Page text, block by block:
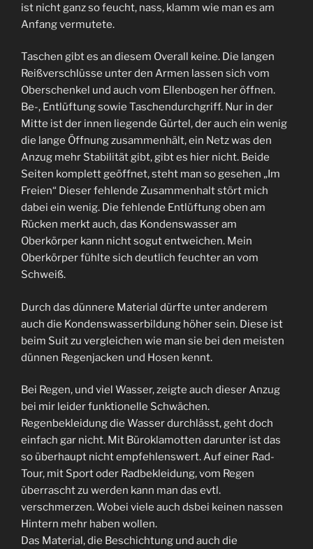
ist nicht ganz so feucht, nass, klamm wie man es am
Anfang vermutete.
Taschen gibt es an diesem Overall keine. Die langen
Reißverschlüsse unter den Armen lassen sich vom
Oberschenkel und auch vom Ellenbogen her öffnen.
Be-, Entlüftung sowie Taschendurchgriff. Nur in der
Mitte ist der innen liegende Gürtel, der auch ein wenig
die lange Öffnung zusammenhält, ein Netz was den
Anzug mehr Stabilität gibt, gibt es hier nicht. Beide
Seiten komplett geöffnet, steht man so gesehen „Im
Freien“ Dieser fehlende Zusammenhalt stört mich
dabei ein wenig. Die fehlende Entlüftung oben am
Rücken merkt auch, das Kondenswasser am
Oberkörper kann nicht sogut entweichen. Mein
Oberkörper fühlte sich deutlich feuchter an vom
Schweiß.
Durch das dünnere Material dürfte unter anderem
auch die Kondenswasserbildung höher sein. Diese ist
beim Suit zu vergleichen wie man sie bei den meisten
dünnen Regenjacken und Hosen kennt.
Bei Regen, und viel Wasser, zeigte auch dieser Anzug
bei mir leider funktionelle Schwächen.
Regenbekleidung die Wasser durchlässt, geht doch
einfach gar nicht. Mit Büroklamotten darunter ist das
so überhaupt nicht empfehlenswert. Auf einer Rad-
Tour, mit Sport oder Radbekleidung, vom Regen
überrascht zu werden kann man das evtl.
verschmerzen. Wobei viele auch dsbei keinen nassen
Hintern mehr haben wollen.
Das Material, die Beschichtung und auch die